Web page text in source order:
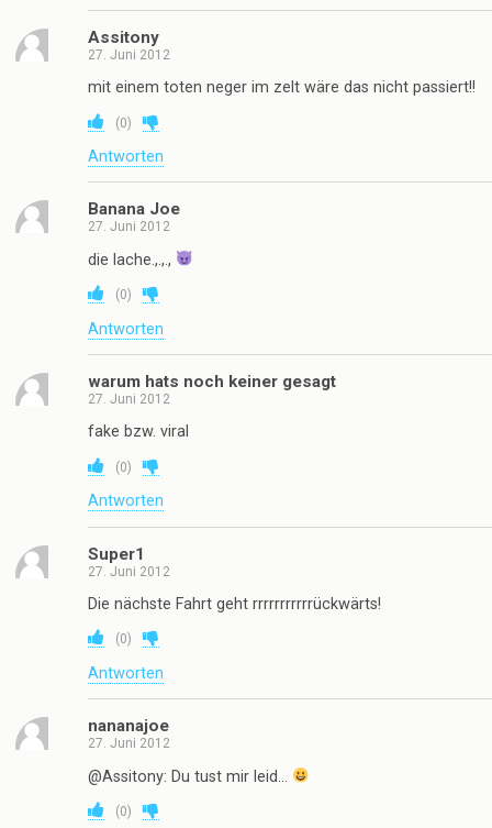
Assitony
27. Juni 2012
mit einem toten neger im zelt wäre das nicht passiert!!
(0)
Antworten
Banana Joe
27. Juni 2012
die lache.,.,.,
(0)
Antworten
warum hats noch keiner gesagt
27. Juni 2012
fake bzw. viral
(0)
Antworten
Super1
27. Juni 2012
Die nächste Fahrt geht rrrrrrrrrrrückwärts!
(0)
Antworten
nananajoe
27. Juni 2012
@Assitony: Du tust mir leid…
(0)